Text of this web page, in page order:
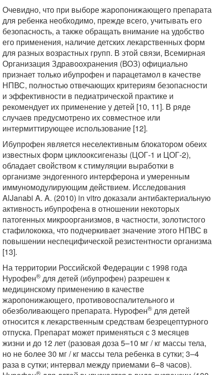
Очевидно, что при выборе жаропонижающего препарата
для ребенка необходимо, прежде всего, учитывать его
безопасность, а также обращать внимание на удобство
его применения, наличие детских лекарственных форм
для разных возрастных групп. В этой связи, Всемирная
Организация Здравоохранения (ВОЗ) официально
признает только ибупрофен и парацетамол в качестве
НПВС, полностью отвечающих критериям безопасности
и эффективности в педиатрической практике и
рекомендует их применение у детей [10, 11]. В ряде
случаев предусмотрено их совместное или
интермиттирующее использование [12].
Ибупрофен является неселективным блокатором обеих
известных форм циклооксигеназы (ЦОГ-1 и ЦОГ-2),
обладает свойством к стимуляции выработки в
организме эндогенного интерферона и умеренным
иммуномодулирующим действием. Исследования
AlJanabi A. A. (2010) in vitro доказали антибактериальную
активность ибупрофена в отношении некоторых
патогенных микроорганизмов, в частности, золотистого
стафилококка, что подчеркивает значение этого НПВС в
повышении неспецифической резистентности организма
[13].
На территории Российской Федерации с 1998 года
Нурофен® для детей (ибупрофен) разрешен к
медицинскому применению в качестве
жаропонижающего, противовоспалительного и
обезболивающего препарата. Нурофен® для детей
относится к лекарственным средствам безрецептурного
отпуска. Препарат может применяться с 3 месяцев
жизни и до 12 лет (разовая доза 5–10 мг / кг массы тела,
но не более 30 мг / кг массы тела ребенка в сутки; 3–4
раза в сутки; интервал между приемами 6–8 часов).
®